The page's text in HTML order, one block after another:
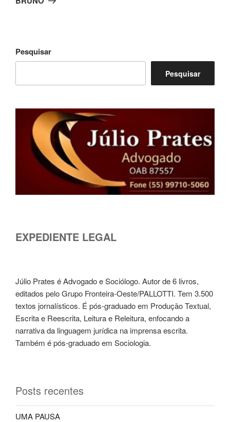
Pesquisar
Pesquisar
EXPEDIENTE LEGAL
Júlio Prates é Advogado e Sociólogo. Autor de 6 livros,
editados pelo Grupo Fronteira-Oeste/PALLOTTI. Tem 3.500
textos jornalísticos. É pós-graduado em Produção Textual,
Escrita e Reescrita, Leitura e Releitura, enfocando a
narrativa da linguagem jurídica na imprensa escrita.
Também é pós-graduado em Sociologia.
Posts recentes
UMA PAUSA